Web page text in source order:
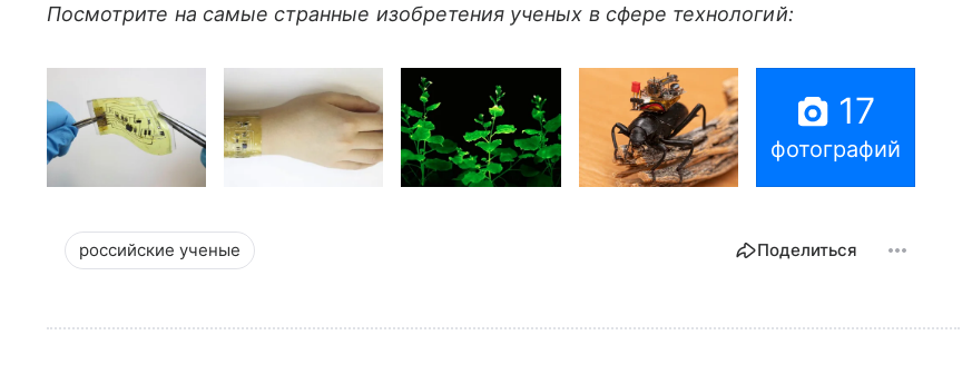
Посмотрите на самые странные изобретения ученых в сфере технологий:
17
фотографий
российские ученые Поделиться